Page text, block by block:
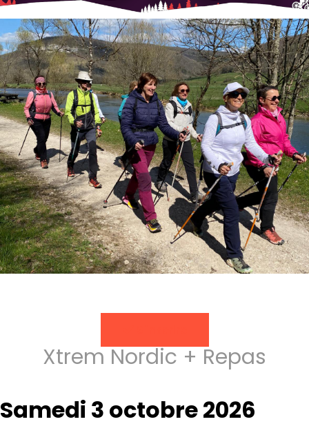
Xtrem Nordic + Repas
Samedi 3 octobre 2026